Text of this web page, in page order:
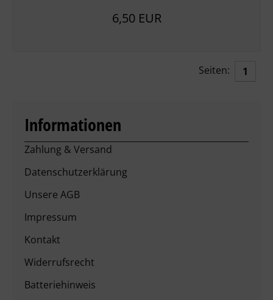
6,50 EUR
Seiten: 1
Informationen
Zahlung & Versand
Datenschutzerklärung
Unsere AGB
Impressum
Kontakt
Widerrufsrecht
Batteriehinweis